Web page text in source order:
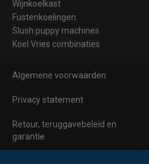
Wijnkoelkast
Fustenkoelingen
Slush puppy machines
Koel Vries combinaties
Algemene voorwaarden
Privacy statement
Retour, teruggavebeleid en
garantie